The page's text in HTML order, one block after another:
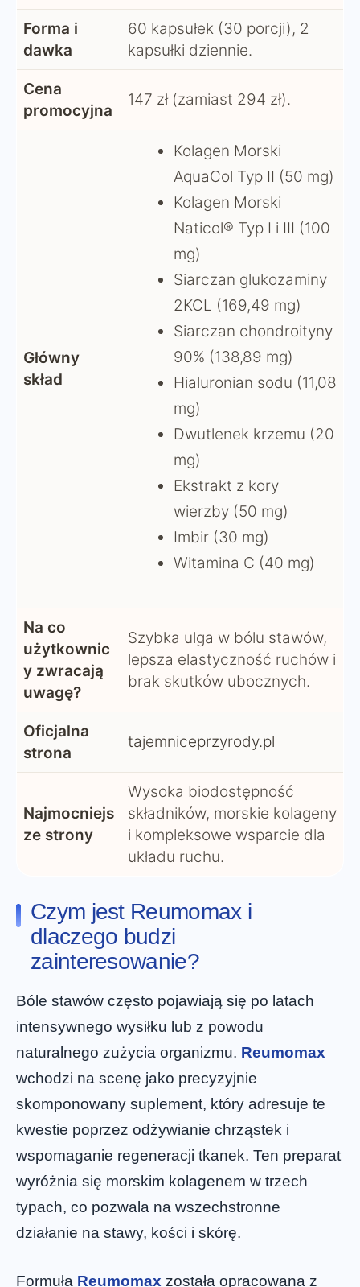
Forma i
dawka
60 kapsułek (30 porcji), 2
kapsułki dziennie.
Cena
promocyjna
147 zł (zamiast 294 zł).
Główny
skład
Kolagen Morski
AquaCol Typ II (50 mg)
Kolagen Morski
Naticol® Typ I i III (100
mg)
Siarczan glukozaminy
2KCL (169,49 mg)
Siarczan chondroityny
90% (138,89 mg)
Hialuronian sodu (11,08
mg)
Dwutlenek krzemu (20
mg)
Ekstrakt z kory
wierzby (50 mg)
Imbir (30 mg)
Witamina C (40 mg)
Na co
użytkownic
y zwracają
uwagę?
Szybka ulga w bólu stawów,
lepsza elastyczność ruchów i
brak skutków ubocznych.
Oficjalna
strona
tajemniceprzyrody.pl
Najmocniejs
ze strony
Wysoka biodostępność
składników, morskie kolageny
i kompleksowe wsparcie dla
układu ruchu.
Czym jest Reumomax i
dlaczego budzi
zainteresowanie?
Bóle stawów często pojawiają się po latach
intensywnego wysiłku lub z powodu
naturalnego zużycia organizmu. Reumomax
wchodzi na scenę jako precyzyjnie
skomponowany suplement, który adresuje te
kwestie poprzez odżywianie chrząstek i
wspomaganie regeneracji tkanek. Ten preparat
wyróżnia się morskim kolagenem w trzech
typach, co pozwala na wszechstronne
działanie na stawy, kości i skórę.
Formuła Reumomax została opracowana z